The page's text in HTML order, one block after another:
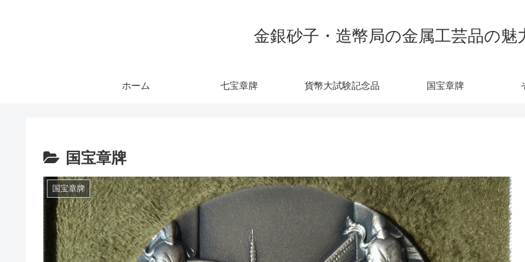
金銀砂子・造幣局の金属工芸品の魅
ホーム 七宝章牌 貨幣大試験記念品 国宝章牌
国宝章牌
国宝章牌